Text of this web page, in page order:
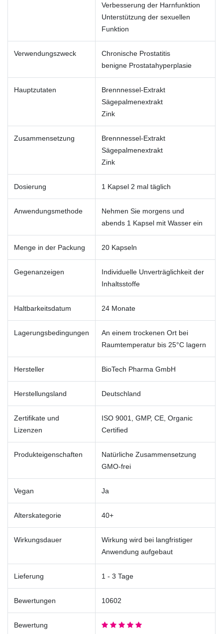
Verbesserung der Harnfunktion
Unterstützung der sexuellen
Funktion
Verwendungszweck
Chronische Prostatitis
benigne Prostatahyperplasie
Hauptzutaten
Brennnessel-Extrakt
Sägepalmenextrakt
Zink
Zusammensetzung
Brennnessel-Extrakt
Sägepalmenextrakt
Zink
Dosierung 1 Kapsel 2 mal täglich
Anwendungsmethode
Nehmen Sie morgens und
abends 1 Kapsel mit Wasser ein
Menge in der Packung 20 Kapseln
Gegenanzeigen
Individuelle Unverträglichkeit der
Inhaltsstoffe
Haltbarkeitsdatum 24 Monate
Lagerungsbedingungen
An einem trockenen Ort bei
Raumtemperatur bis 25°C lagern
Hersteller BioTech Pharma GmbH
Herstellungsland Deutschland
Zertifikate und
Lizenzen
ISO 9001, GMP, CE, Organic
Certified
Produkteigenschaften
Natürliche Zusammensetzung
GMO-frei
Vegan Ja
Alterskategorie 40+
Wirkungsdauer
Wirkung wird bei langfristiger
Anwendung aufgebaut
Lieferung 1 - 3 Tage
Bewertungen 10602
Bewertung